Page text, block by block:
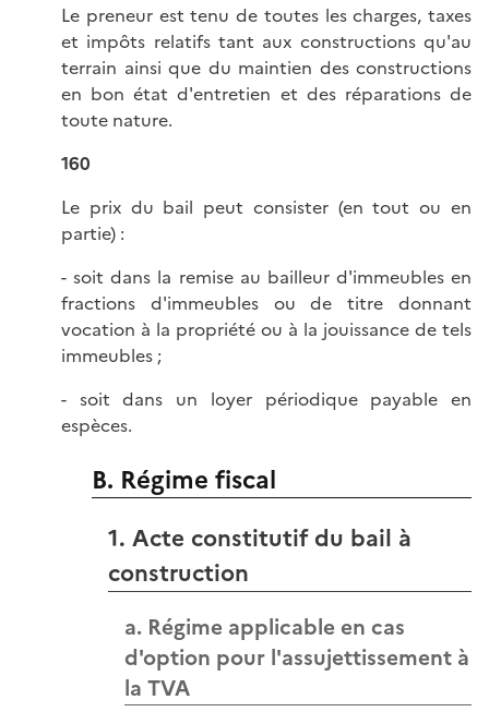
Le preneur est tenu de toutes les charges, taxes
et impôts relatifs tant aux constructions qu'au
terrain ainsi que du maintien des constructions
en bon état d'entretien et des réparations de
toute nature.
160
Le prix du bail peut consister (en tout ou en
partie) :
- soit dans la remise au bailleur d'immeubles en
fractions d'immeubles ou de titre donnant
vocation à la propriété ou à la jouissance de tels
immeubles ;
- soit dans un loyer périodique payable en
espèces.
B. Régime fiscal
1. Acte constitutif du bail à
construction
a. Régime applicable en cas
d'option pour l'assujettissement à
la TVA